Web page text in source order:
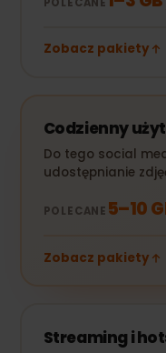
Zobacz pakiety
Codzienny
Do tego social
udostępnianie
POLECANE 5–10
Zobacz pakiety
Streaming i